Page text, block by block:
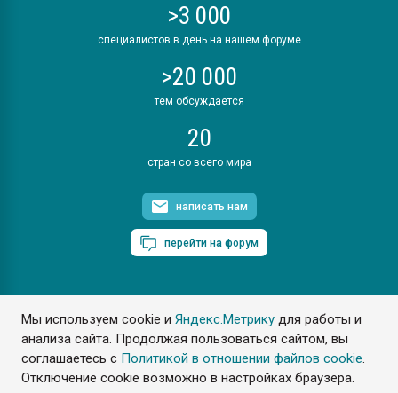
Мы используем cookie иЯндекс.Метрику для работы и
анализа сайта. Продолжая пользоваться сайтом, вы
соглашаетесь с Политикой в отношении файлов cookie.
Отключение cookie возможно в настройках браузера.
>3 000
специалистов в день на нашем форуме
>20 000
тем обсуждается
20
стран со всего мира
написать нам
перейти на форум
ПластЭксперт © 2006. Все права защищены
Разрешается копирование материалов сайта с обязательной
ссылкой на www.e-plastic.ru
Разработка сайта